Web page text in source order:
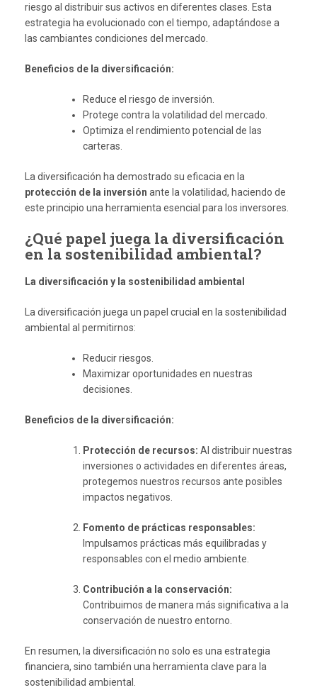
riesgo al distribuir sus activos en diferentes clases. Esta
estrategia ha evolucionado con el tiempo, adaptándose a
las cambiantes condiciones del mercado.
Beneficios de la diversificación:
Reduce el riesgo de inversión.
Protege contra la volatilidad del mercado.
Optimiza el rendimiento potencial de las
carteras.
La diversificación ha demostrado su eficacia en la
protección de la inversión ante la volatilidad, haciendo de
este principio una herramienta esencial para los inversores.
¿Qué papel juega la diversificación
en la sostenibilidad ambiental?
La diversificación y la sostenibilidad ambiental
La diversificación juega un papel crucial en la sostenibilidad
ambiental al permitirnos:
Reducir riesgos.
Maximizar oportunidades en nuestras
decisiones.
Beneficios de la diversificación:
Protección de recursos: Al distribuir nuestras
inversiones o actividades en diferentes áreas,
protegemos nuestros recursos ante posibles
impactos negativos.
Fomento de prácticas responsables:
Impulsamos prácticas más equilibradas y
responsables con el medio ambiente.
Contribución a la conservación:
Contribuimos de manera más significativa a la
conservación de nuestro entorno.
En resumen, la diversificación no solo es una estrategia
financiera, sino también una herramienta clave para la
sostenibilidad ambiental.